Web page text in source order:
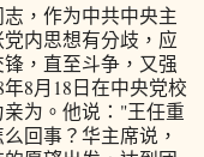
，作为中共中央主
内思想有分歧，应
，直至斗争，又强
8月18日在中央党校
为。他说："王任重
回事？华主席说，